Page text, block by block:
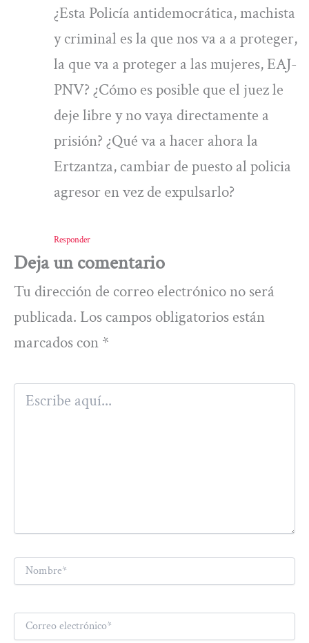
¿Esta Policía antidemocrática, machista
y criminal es la que nos va a a proteger,
la que va a proteger a las mujeres, EAJ-
PNV? ¿Cómo es posible que el juez le
deje libre y no vaya directamente a
prisión? ¿Qué va a hacer ahora la
Ertzantza, cambiar de puesto al policia
agresor en vez de expulsarlo?
Responder
Deja un comentario
Tu dirección de correo electrónico no será
publicada. Los campos obligatorios están
marcados con *
Escribe
aquí...
Nombre*
Correo
electrónico*